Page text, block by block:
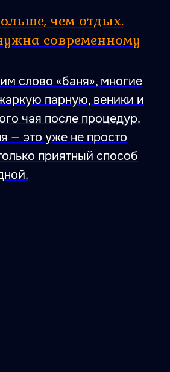
чем отдых.
современному
слово «баня», многие
парную, веники и
чая после процедур.
— это уже не просто
приятный способ